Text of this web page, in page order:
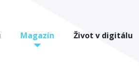
Magazín Život v digitálu